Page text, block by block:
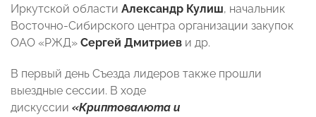
Иркутской области Александр Кулиш, начальник
Восточно-Сибирского центра организации закупок
ОАО «РЖД» Сергей Дмитриев и др.
В первый день Съезда лидеров также прошли
выездные сессии. В ходе
дискуссии «Криптовалюта и